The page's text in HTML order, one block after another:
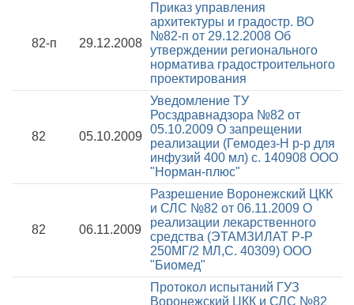
82-п 29.12.2008
Приказ управления
архитектуры и градостр. ВО
№82-п от 29.12.2008 Об
утверждении регионального
норматива градостроительного
проектирования
82 05.10.2009
Уведомление ТУ
Росздравнадзора №82 от
05.10.2009 О запрещении
реализации (Гемодез-Н р-р для
инфузий 400 мл) с. 140908 ООО
"Норман-плюс"
82 06.11.2009
Разрешение Воронежский ЦКК
и СЛС №82 от 06.11.2009 О
реализации лекарственного
средства (ЭТАМЗИЛАТ Р-Р
250МГ/2 МЛ,С. 40309) ООО
"Биомед"
Протокол испытаний ГУЗ
Воронежский ЦКК и СЛС №82